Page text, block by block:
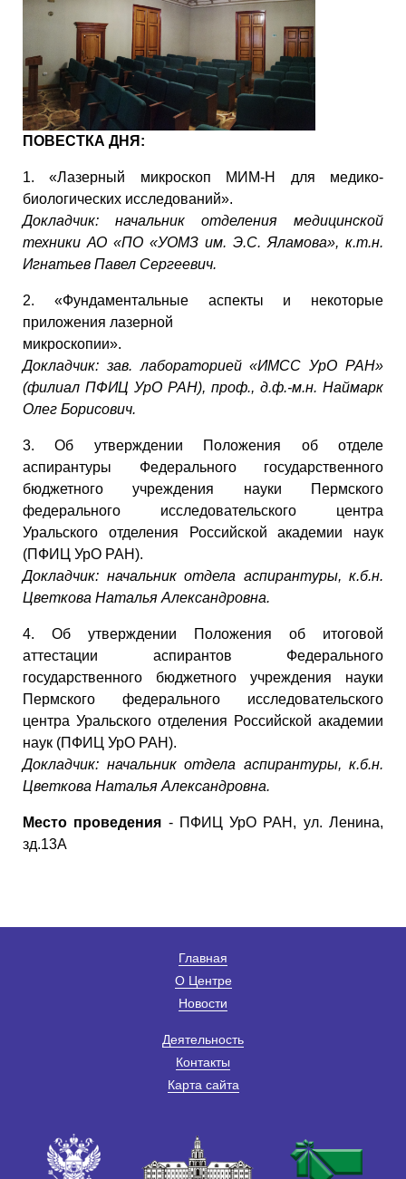
ПОВЕСТКА ДНЯ:
1. «Лазерный микроскоп МИМ-Н для медико-
биологических исследований».
Докладчик: начальник отделения медицинской
техники АО «ПО «УОМЗ им. Э.С. Яламова», к.т.н.
Игнатьев Павел Сергеевич.
2. «Фундаментальные аспекты и некоторые
приложения лазерной
микроскопии».
Докладчик: зав. лабораторией «ИМСС УрО РАН»
(филиал ПФИЦ УрО РАН), проф., д.ф.-м.н. Наймарк
Олег Борисович.
3. Об утверждении Положения об отделе
аспирантуры Федерального государственного
бюджетного учреждения науки Пермского
федерального исследовательского центра
Уральского отделения Российской академии наук
(ПФИЦ УрО РАН).
Докладчик: начальник отдела аспирантуры, к.б.н.
Цветкова Наталья Александровна.
4. Об утверждении Положения об итоговой
аттестации аспирантов Федерального
государственного бюджетного учреждения науки
Пермского федерального исследовательского
центра Уральского отделения Российской академии
наук (ПФИЦ УрО РАН).
Докладчик: начальник отдела аспирантуры, к.б.н.
Цветкова Наталья Александровна.
Место проведения - ПФИЦ УрО РАН, ул. Ленина,
зд.13А
Главная
О Центре
Новости
Деятельность
Контакты
Карта сайта